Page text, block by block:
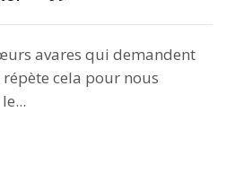
avares qui demandent
répète cela pour nous